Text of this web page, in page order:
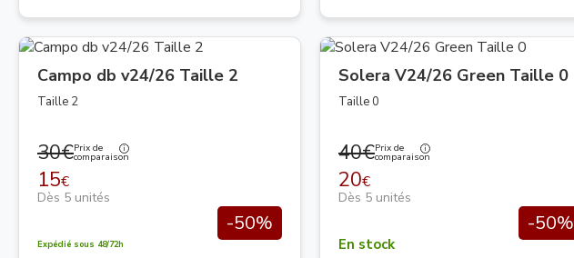
Campo db v24/26 Taille 2
Taille 2
30€Prix de
comparaison
15€
Dès 5 unités
-50%
Expédié sous 48/72h
Solera V24/26 Green Taille 0
Taille 0
40€Prix de
comparaison
20€
Dès 5 unités
-50%
En stock